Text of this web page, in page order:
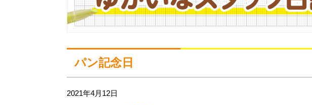
パン記念日
2021年4月12日